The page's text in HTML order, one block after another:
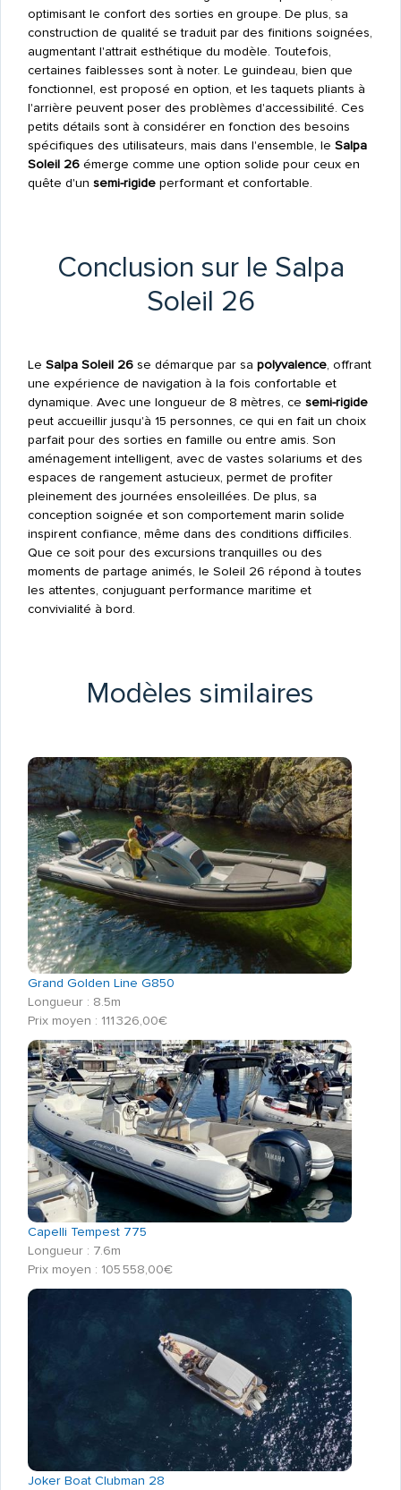
optimisant le confort des sorties en groupe. De plus, sa
construction de qualité se traduit par des finitions soignées,
augmentant l'attrait esthétique du modèle. Toutefois,
certaines faiblesses sont à noter. Le guindeau, bien que
fonctionnel, est proposé en option, et les taquets pliants à
l'arrière peuvent poser des problèmes d'accessibilité. Ces
petits détails sont à considérer en fonction des besoins
spécifiques des utilisateurs, mais dans l'ensemble, le Salpa
Soleil 26émerge comme une option solide pour ceux en
quête d'un semi-rigideperformant et confortable.
Conclusion sur le Salpa
Soleil 26
Le Salpa Soleil 26se démarque par sa polyvalence, offrant
une expérience de navigation à la fois confortable et
dynamique. Avec une longueur de 8 mètres, ce semi-rigide
peut accueillir jusqu'à 15 personnes, ce qui en fait un choix
parfait pour des sorties en famille ou entre amis. Son
aménagement intelligent, avec de vastes solariums et des
espaces de rangement astucieux, permet de profiter
pleinement des journées ensoleillées. De plus, sa
conception soignée et son comportement marin solide
inspirent confiance, même dans des conditions difficiles.
Que ce soit pour des excursions tranquilles ou des
moments de partage animés, le Soleil 26 répond à toutes
les attentes, conjuguant performance maritime et
convivialité à bord.
Modèles similaires
Grand Golden Line G850
Longueur : 8.5m
Prix moyen : 111 326,00€
Capelli Tempest 775
Longueur : 7.6m
Prix moyen : 105 558,00€
Joker Boat Clubman 28